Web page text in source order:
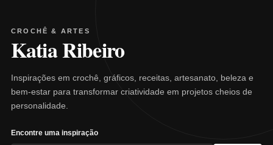
CROCHÊ & ARTES
Katia Ribeiro
Inspirações em crochê, gráficos, receitas, artesanato, beleza e
bem-estar para transformar criatividade em projetos cheios de
personalidade.
Encontre uma inspiração